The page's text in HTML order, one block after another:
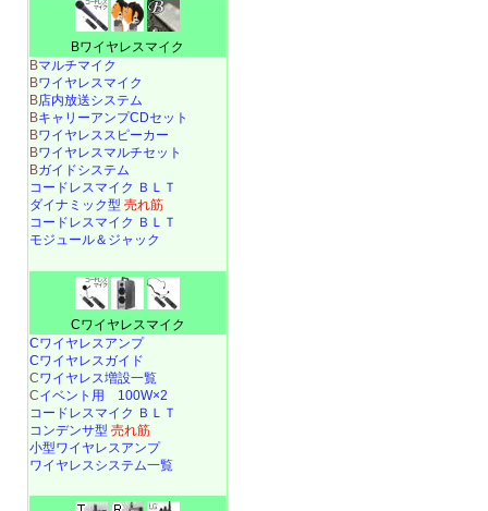
Bワイヤレスマイク
Bマルチマイク
Bワイヤレスマイク
B店内放送システム
BキャリーアンプCDセット
Bワイヤレススピーカー
Bワイヤレスマルチセット
Bガイドシステム
コードレスマイク ＢＬＴ
ダイナミック型 売れ筋
コードレスマイク ＢＬＴ
モジュール＆ジャック
Cワイヤレスマイク
Cワイヤレスアンプ
Cワイヤレスガイド
Cワイヤレス増設一覧
Cイベント用 100W×2
コードレスマイク ＢＬＴ
コンデンサ型 売れ筋
小型ワイヤレスアンプ
ワイヤレスシステム一覧